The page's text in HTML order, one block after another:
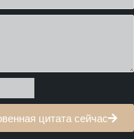
цитата сейчас